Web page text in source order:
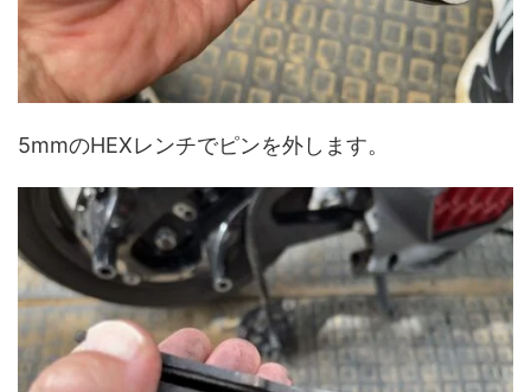
5mmのHEXレンチでピンを外します。